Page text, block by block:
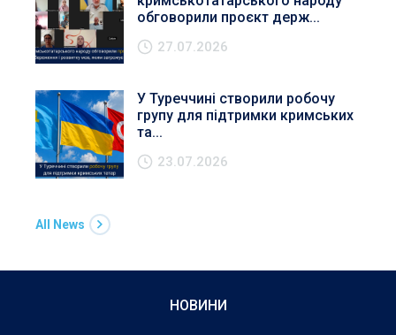
обговорили проєкт держ...
27.07.2026
У Туреччині створили робочу
групу для підтримки кримських
та...
23.07.2026
All News
НОВИНИ